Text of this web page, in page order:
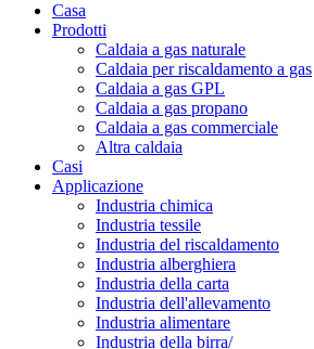
Casa
Prodotti
Caldaia a gas naturale
Caldaia per riscaldamento a gas
Caldaia a gas GPL
Caldaia a gas propano
Caldaia a gas commerciale
Altra caldaia
Casi
Applicazione
Industria chimica
Industria tessile
Industria del riscaldamento
Industria alberghiera
Industria della carta
Industria dell'allevamento
Industria alimentare
Industria della birra/